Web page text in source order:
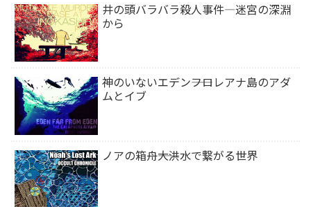
井の頭バラバラ殺人事件―迷宮の深淵
から
神のいないエデン――フロレアナ島のアダ
ムとイブ
ノアの箱舟――大洪水で繋がる世界